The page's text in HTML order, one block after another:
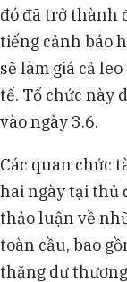
đó đã trở thành
tiếng cảnh báo
sẽ làm giá cả
tế. Tổ chức này
vào ngày 3.6.
Các quan chức
hai ngày tại thủ
thảo luận về
toàn cầu, bao
thặng dư